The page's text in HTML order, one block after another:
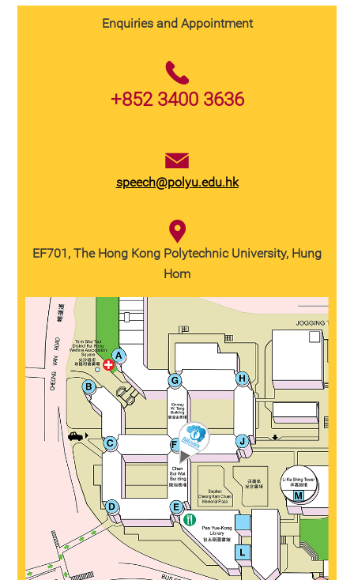
Enquiries and Appointment
+852 3400 3636
speech@polyu.edu.hk
EF701, The Hong Kong Polytechnic University, Hung
Hom